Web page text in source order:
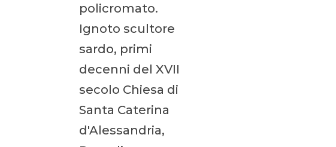
policromato.
Ignoto scultore
sardo, primi
decenni del XVII
secolo Chiesa di
Santa Caterina
d'Alessandria,